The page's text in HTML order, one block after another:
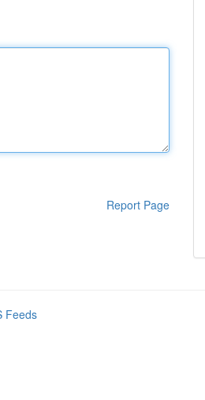
Report Page
Feeds